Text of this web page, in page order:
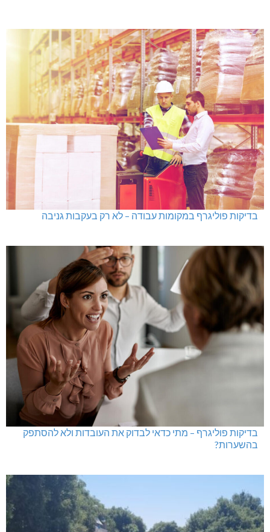
בדיקות פוליגרף במקומות עבודה – לא רק בעקבות גניבה
בדיקות פוליגרף – מתי כדאי לבדוק את העובדות ולא להסתפק
בהשערות?